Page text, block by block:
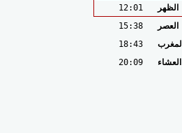
الظهر
12:01
العصر
15:38
المغرب
18:43
العشاء
20:09